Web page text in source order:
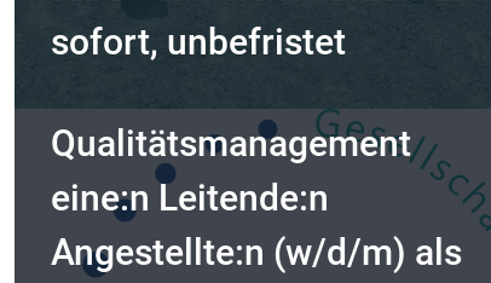
sofort, unbefristet
Eingliederungshilfe BEW
Qualitätsmanagement
eine:n Leitende:n
Angestellte:n (w/d/m) als